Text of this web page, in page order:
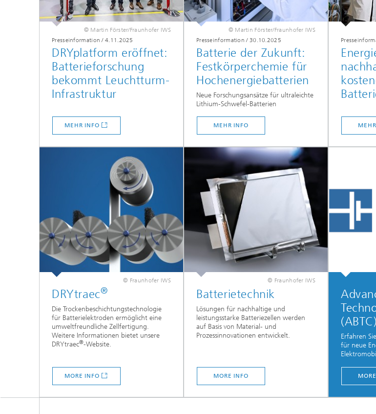
© Martin Förster/Fraunhofer IWS
Presseinformation /4.11.2025
DRYplatform eröffnet:
Batterieforschung
bekommt Leuchtturm-
Infrastruktur
MEHR INFO
© Martin Förster/Fraunhofer IWS
Presseinformation/ 30.10.2025
Batterie der Zukunft:
Festkörperchemie für
Hochenergiebatterien
Neue Forschungsansätze für ultraleichte
Lithium-Schwefel-Batterien
MEHR INFO
© Fraunhofer IWS
DRYtraec®
Die Trockenbeschichtungstechnologie
für Batterielektroden ermöglicht eine
umweltfreundliche Zellfertigung.
Weitere Informationen bietet unsere
DRYtraec®-Website.
MORE INFO
© Fraunhofer IWS
Batterietechnik
Lösungen für nachhaltige und
leistungsstarke Batteriezellen werden
auf Basis von Material- und
Prozessinnovationen entwickelt.
MORE INFO
(ABTC)
Erfahren
für neue